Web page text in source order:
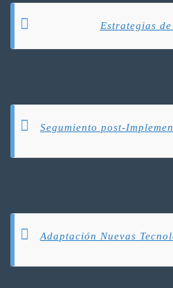
Estrategias
Segumiento post-
Adaptación Nuevas